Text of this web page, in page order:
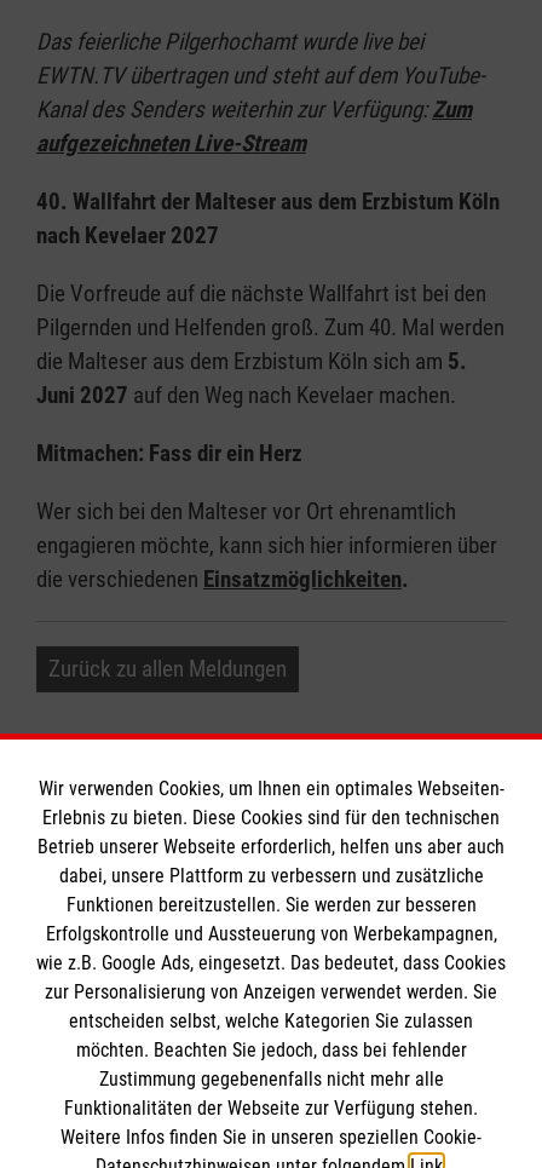
Das feierliche Pilgerhochamt wurde live bei
EWTN.TV übertragen und steht auf dem YouTube-
Kanal des Senders weiterhin zur Verfügung:Zum
aufgezeichneten Live-Stream
40. Wallfahrt der Malteser aus dem Erzbistum Köln
nach Kevelaer 2027
Die Vorfreude auf die nächste Wallfahrt ist bei den
Pilgernden und Helfenden groß. Zum 40. Mal werden
die Malteser aus dem Erzbistum Köln sich am 5.
Juni 2027 auf den Weg nach Kevelaer machen.
Mitmachen: Fass dir ein Herz
Wer sich bei den Malteser vor Ort ehrenamtlich
engagieren möchte, kann sich hier informieren über
die verschiedenen Einsatzmöglichkeiten.
Zurück zu allen Meldungen
Informationen
Impressum
Datenschutz
Barrierefreiheit
Kontakt
Die Malteser
Malteser in Deutschland
Malteserorden
Sharepoint
Spendenkonto
Wir verwenden Cookies, um Ihnen ein optimales Webseiten-
Erlebnis zu bieten. Diese Cookies sind für den technischen
Betrieb unserer Webseite erforderlich, helfen uns aber auch
dabei, unsere Plattform zu verbessern und zusätzliche
Funktionen bereitzustellen. Sie werden zur besseren
Erfolgskontrolle und Aussteuerung von Werbekampagnen,
wie z.B. Google Ads, eingesetzt. Das bedeutet, dass Cookies
zur Personalisierung von Anzeigen verwendet werden. Sie
entscheiden selbst, welche Kategorien Sie zulassen
möchten. Beachten Sie jedoch, dass bei fehlender
Zustimmung gegebenenfalls nicht mehr alle
Funktionalitäten der Webseite zur Verfügung stehen.
Weitere Infos finden Sie in unseren speziellen Cookie-